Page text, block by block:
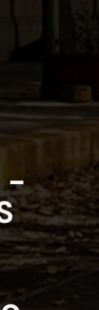
-